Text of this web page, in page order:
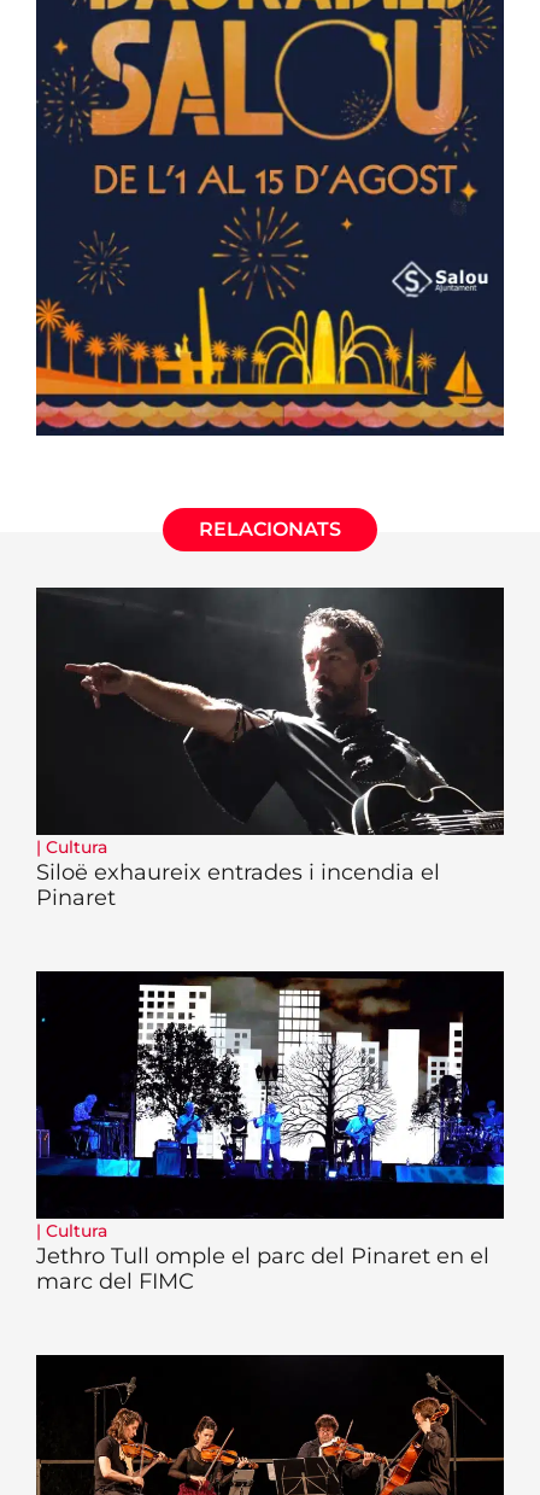
RELACIONATS
| Cultura
Siloë exhaureix entrades i incendia el
Pinaret
| Cultura
Jethro Tull omple el parc del Pinaret en el
marc del FIMC